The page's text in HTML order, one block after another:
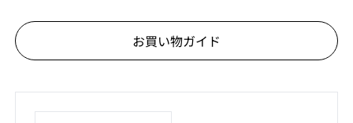
お買い物ガイド